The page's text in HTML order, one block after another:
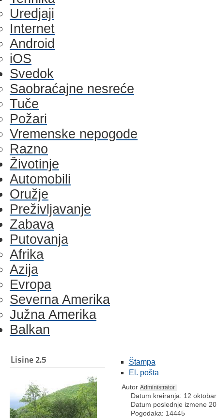
Uredjaji
Internet
Android
iOS
Svedok
Saobraćajne nesreće
Tuče
Požari
Vremenske nepogode
Razno
Životinje
Automobili
Oružje
Preživljavanje
Zabava
Putovanja
Afrika
Azija
Evropa
Severna Amerika
Južna Amerika
Balkan
Lisine 2.5
Štampa
El. pošta
Autor Administrator
Datum kreiranja: 12
Datum poslednje izmene
Pogodaka: 14445